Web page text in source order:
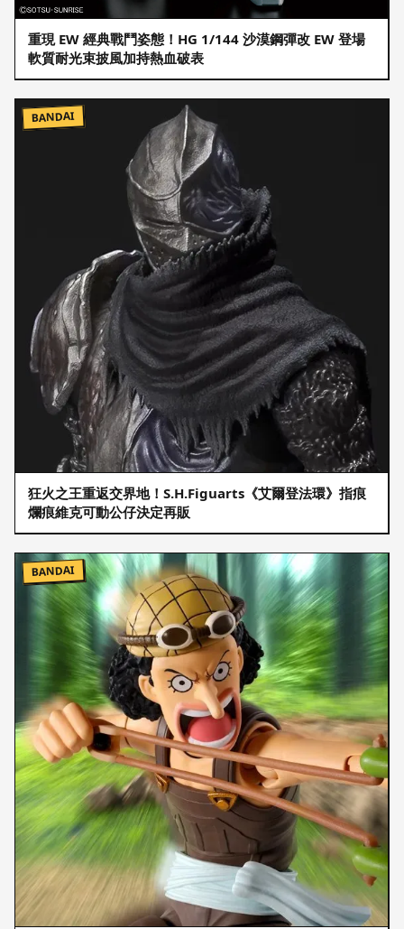
重現 EW 經典戰鬥姿態！HG 1/144 沙漠鋼彈改 EW 登場
軟質耐光束披風加持熱血破表
BANDAI
狂火之王重返交界地！S.H.Figuarts《艾爾登法環》指痕
爛痕維克可動公仔決定再販
BANDAI